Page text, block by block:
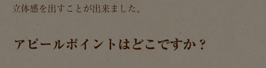
立体感を出すことが出来ました。
アピールポイントはどこですか？